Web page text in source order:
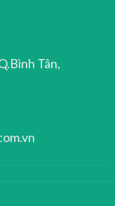
Tân,